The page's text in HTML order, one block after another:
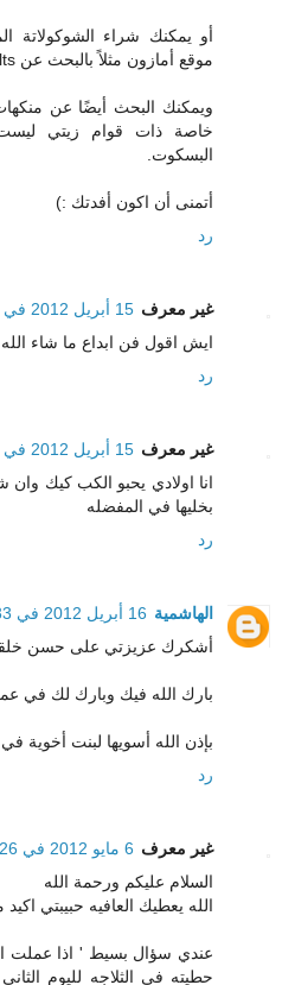
أو يمكنك شراء الشوكولاتة
موقع أمازون مثلاً بالبحث عن Candy Melts
ويمكنك البحث أيضًا عن
خاصة ذات قوام زيتي
البسكوت.
أتمنى أن اكون أفدتك :)
رد
غير معرف 15 أبريل 2012 في 12:11 م
ايش اقول فن ابداع ما شاء
رد
غير معرف 15 أبريل 2012 في 12:13 م
انا اولادي يحبو الكب كيك وان
بخليها في المفضله
رد
الهاشمية 16 أبريل 2012 في 8:33 م
أشكرك عزيزتي على حسن
بارك الله فيك وبارك لك في
بإذن الله أسويها لبنت أخوية
رد
غير معرف 6 مايو 2012 في 4:26 م
السلام عليكم ورحمة الله
الله يعطيك العافيه حبيبتي
عندي سؤال بسيط ' اذا عملت
حطيته في الثلاجه لليوم